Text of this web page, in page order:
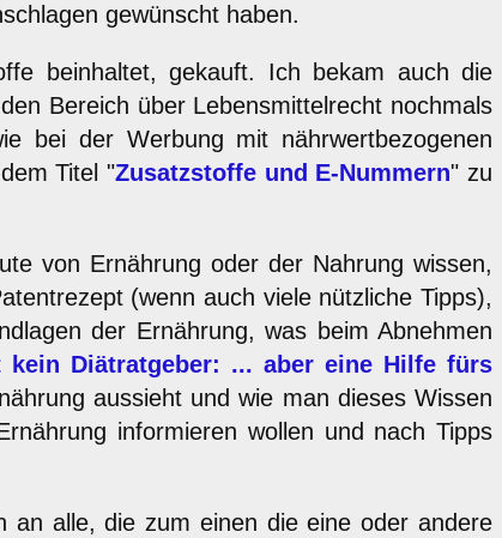
gewünscht haben.
beinhaltet, gekauft. Ich bekam auch die
Bereich über Lebensmittelrecht nochmals
bei der Werbung mit nährwertbezogenen
Titel "Zusatzstoffe und E-Nummern" zu
von Ernährung oder der Nahrung wissen,
(wenn auch viele nützliche Tipps),
der Ernährung, was beim Abnehmen
kein Diätratgeber: ... aber eine Hilfe fürs
aussieht und wie man dieses Wissen
informieren wollen und nach Tipps
an alle, die zum einen die eine oder andere